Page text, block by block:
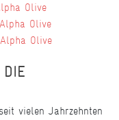
Olive
Olive
Olive
vielen Jahrzehnten